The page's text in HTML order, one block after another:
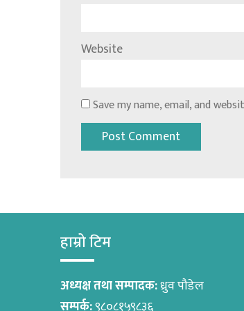
Website
Save my name, email, and
हाम्रो टिम
अध्यक्ष तथा सम्पादक:ध्रुव पौडेल